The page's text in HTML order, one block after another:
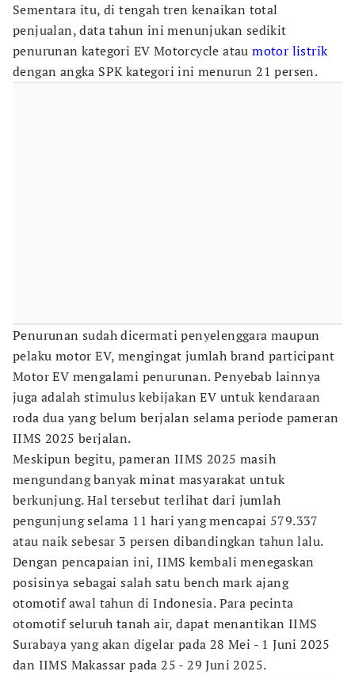
Sementara itu, di tengah tren kenaikan total
penjualan, data tahun ini menunjukan sedikit
penurunan kategori EV Motorcycle ataumotor listrik
dengan angka SPK kategori ini menurun 21 persen.
Penurunan sudah dicermati penyelenggara maupun
pelaku motor EV, mengingat jumlah brand participant
Motor EV mengalami penurunan. Penyebab lainnya
juga adalah stimulus kebijakan EV untuk kendaraan
roda dua yang belum berjalan selama periode pameran
IIMS 2025 berjalan.
Meskipun begitu, pameran IIMS 2025 masih
mengundang banyak minat masyarakat untuk
berkunjung. Hal tersebut terlihat dari jumlah
pengunjung selama 11 hari yang mencapai 579.337
atau naik sebesar 3 persen dibandingkan tahun lalu.
Dengan pencapaian ini, IIMS kembali menegaskan
posisinya sebagai salah satu bench mark ajang
otomotif awal tahun di Indonesia. Para pecinta
otomotif seluruh tanah air, dapat menantikan IIMS
Surabaya yang akan digelar pada 28 Mei - 1 Juni 2025
dan IIMS Makassar pada 25 - 29 Juni 2025.